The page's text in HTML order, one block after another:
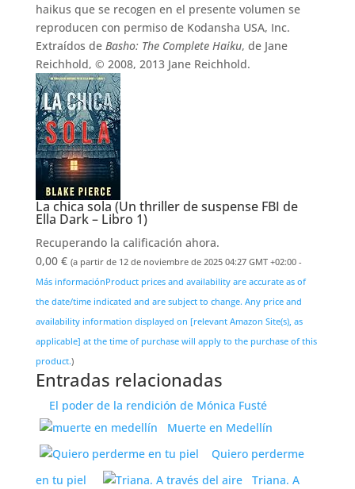
haikus que se recogen en el presente volumen se
reproducen con permiso de Kodansha USA, Inc.
Extraídos de Basho: The Complete Haiku, de Jane
Reichhold, © 2008, 2013 Jane Reichhold.
La chica sola (Un thriller de suspense FBI de
Ella Dark – Libro 1)
Recuperando la calificación ahora.
0,00 € (a partir de 12 de noviembre de 2025 04:27 GMT +02:00 -
Más informaciónProduct prices and availability are accurate as of
the date/time indicated and are subject to change. Any price and
availability information displayed on [relevant Amazon Site(s), as
applicable] at the time of purchase will apply to the purchase of this
product.)
Entradas relacionadas
El poder de la rendición de Mónica Fusté
Muerte en Medellín
Quiero perderme
en tu piel
Triana. A